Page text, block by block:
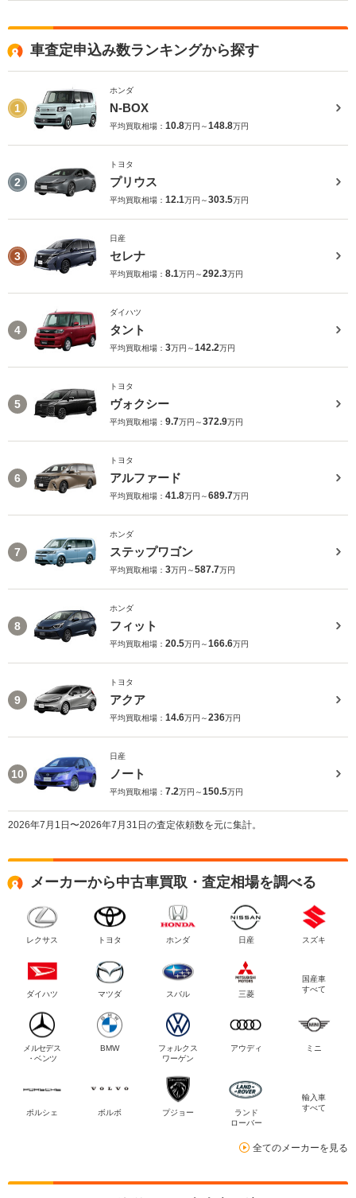
車査定申込み数ランキングから探す
1
ホンダ
N-BOX
平均買取相場： 10.8万円～148.8万円
2
トヨタ
プリウス
平均買取相場： 12.1万円～303.5万円
3
日産
セレナ
平均買取相場： 8.1万円～292.3万円
4
ダイハツ
タント
平均買取相場： 3万円～142.2万円
5
トヨタ
ヴォクシー
平均買取相場： 9.7万円～372.9万円
6
トヨタ
アルファード
平均買取相場： 41.8万円～689.7万円
7
ホンダ
ステップワゴン
平均買取相場： 3万円～587.7万円
8
ホンダ
フィット
平均買取相場： 20.5万円～166.6万円
9
トヨタ
アクア
平均買取相場： 14.6万円～236万円
10
日産
ノート
平均買取相場： 7.2万円～150.5万円
2026年7月1日〜2026年7月31日の査定依頼数を元に集計。
メーカーから中古車買取・査定相場を調べる
レクサス トヨタ ホンダ 日産 スズキ
ダイハツ マツダ スバル 三菱
国産車
すべて
メルセデス
・ベンツ
BMW
フォルクス
ワーゲン
アウディ ミニ
ポルシェ ボルボ プジョー
ランド
ローバー
輸入車
すべて
全てのメーカーを見る